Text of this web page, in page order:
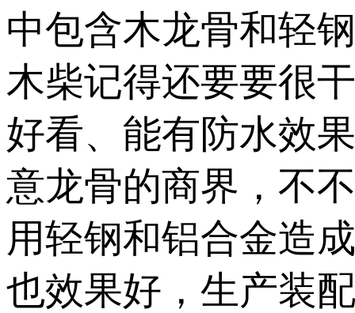
中包含木龙骨和轻
木柴记得还要要很
好看、能有防水效
意龙骨的商界，不
用轻钢和铝合金造
也效果好，生产装